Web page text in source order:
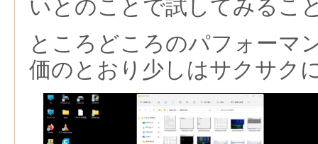
いとのことで試してみるこ
ところどころのパフォーマ
価のとおり少しはサクサク